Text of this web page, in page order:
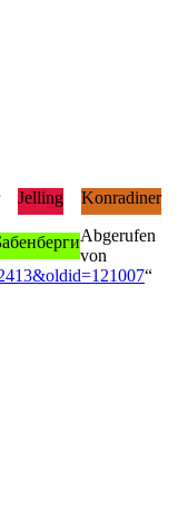
Jelling Konradiner
Abgerufen
von
“